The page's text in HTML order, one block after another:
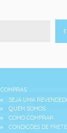
COMPRAS
SEJA UMA
QUEM SOMOS
COMO COMPRAR
CONDIÇÕES DE FRETE